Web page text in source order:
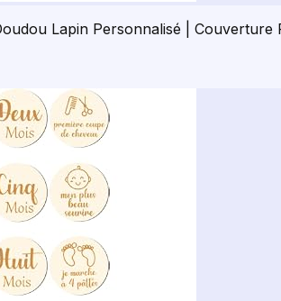
Lapin Personnalisé |